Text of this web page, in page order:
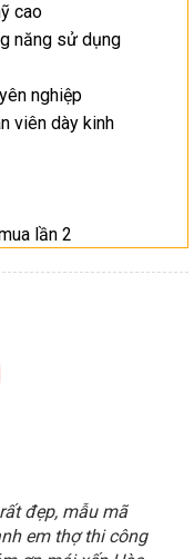
cao
năng sử dụng
nghiệp
viên dày kinh
lần 2
đẹp, mẫu mã
em thợ thi công